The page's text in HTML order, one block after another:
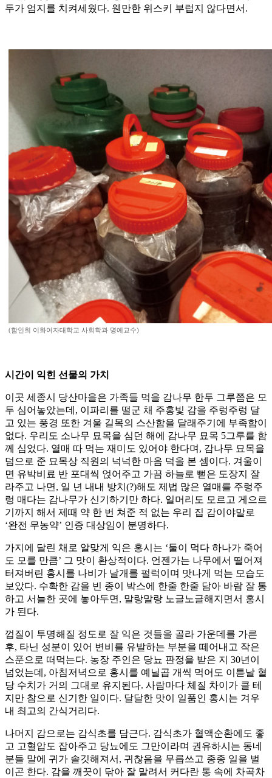
두가 엄지를 치켜세웠다. 웬만한 위스키 부럽지 않다면서.
(함인희 이화여자대학교 사회학과 명예교수)
시간이 익힌 선물의 가치
이곳 세종시 당산마을은 가족들 먹을 감나무 한두 그루쯤은 모
두 심어놓았는데, 이파리를 떨군 채 주홍빛 감을 주렁주렁 달
고 있는 풍경 또한 겨울 길목의 스산함을 달래주기에 부족함이
없다. 우리도 소나무 묘목을 심던 해에 감나무 묘목 5그루를 함
께 심었다. 열매 따 먹는 재미도 있어야 한다며, 감나무 묘목을
덤으로 준 묘목상 직원의 넉넉한 마음 덕을 본 셈이다. 겨울이
면 유박비료 반 포대씩 얹어주고 가끔 하늘로 뻗은 도장지 잘
라주고 나면, 일 년 내내 방치(?)해도 제법 많은 열매를 주렁주
렁 매다는 감나무가 신기하기만 하다. 일머리도 모르고 게으르
기까지 해서 제때 약 한 번 쳐준 적 없는 우리 집 감이야말로
‘완전 무농약’ 인증 대상임이 분명하다.
가지에 달린 채로 알맞게 익은 홍시는 ‘둘이 먹다 하나가 죽어
도 모를 만큼’ 그 맛이 환상적이다. 언젠가는 나무에서 떨어져
터져버린 홍시를 나비가 날개를 펄럭이며 맛나게 먹는 모습도
보았다. 수확한 감을 빈 종이 박스에 한줄 한줄 담아 바람 잘 통
하고 서늘한 곳에 놓아두면, 말랑말랑 노글노글해지면서 홍시
가 된다.
껍질이 투명해질 정도로 잘 익은 것들을 골라 가운데를 가른
후, 타닌 성분이 있어 변비를 유발하는 부분을 떼어내고 작은
스푼으로 떠먹는다. 농장 주인은 당뇨 판정을 받은 지 30년이
넘었는데, 아침저녁으로 홍시를 예닐곱 개씩 먹어도 이튿날 혈
당 수치가 거의 그대로 유지된다. 사람마다 체질 차이가 클 테
지만 참으로 신기한 일이다. 달달한 맛이 일품인 홍시는 겨우
내 최고의 간식거리다.
나머지 감으로는 감식초를 담근다. 감식초가 혈액순환에도 좋
고 고혈압도 잡아주고 당뇨에도 그만이라며 권유하시는 동네
분들 말에 귀가 솔깃해져서, 귀찮음을 무릅쓰고 종종 일을 벌
이곤 한다. 감을 깨끗이 닦아 잘 말려서 커다란 통 속에 차곡차